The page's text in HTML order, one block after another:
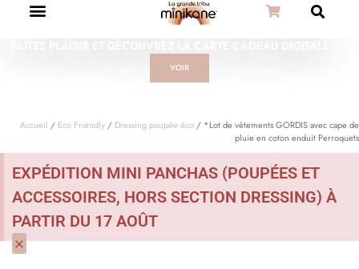
VOIR
Accueil / Eco Friendly / Dressing poupée éco / *Lot de vêtements GORDIS avec cape de
pluie en coton enduit Perroquets
EXPÉDITION MINI PANCHAS (POUPÉES ET
ACCESSOIRES, HORS SECTION DRESSING) À
PARTIR DU 17 AOÛT
×